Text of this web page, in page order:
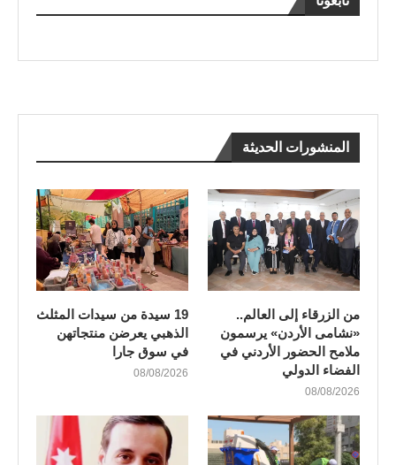
المنشورات الحديثة
من الزرقاء إلى العالم..
«نشامى الأردن» يرسمون
ملامح الحضور الأردني في
الفضاء الدولي
08/08/2026
19 سيدة من سيدات المثلث
الذهبي يعرضن منتجاتهن
في سوق جارا
08/08/2026